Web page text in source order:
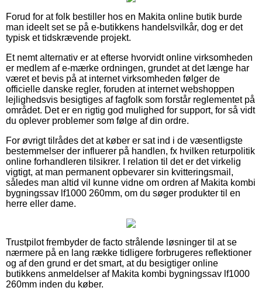
Forud for at folk bestiller hos en Makita online butik burde
man ideelt set se på e-butikkens handelsvilkår, dog er det
typisk et tidskrævende projekt.
Et nemt alternativ er at efterse hvorvidt online virksomheden
er medlem af e-mærke ordningen, grundet at det længe har
været et bevis på at internet virksomheden følger de
officielle danske regler, foruden at internet webshoppen
lejlighedsvis besigtiges af fagfolk som forstår reglementet på
området. Det er en rigtig god mulighed for support, for så vidt
du oplever problemer som følge af din ordre.
For øvrigt tilrådes det at køber er sat ind i de væsentligste
bestemmelser der influerer på handlen, fx hvilken returpolitik
online forhandleren tilsikrer. I relation til det er det virkelig
vigtigt, at man permanent opbevarer sin kvitteringsmail,
således man altid vil kunne vidne om ordren af Makita kombi
bygningssav lf1000 260mm, om du søger produkter til en
herre eller dame.
Trustpilot frembyder de facto strålende løsninger til at se
nærmere på en lang række tidligere forbrugeres reflektioner
og af den grund er det smart, at du besigtiger online
butikkens anmeldelser af Makita kombi bygningssav lf1000
260mm inden du køber.